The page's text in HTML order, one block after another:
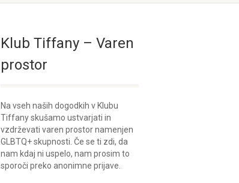
Klub Tiffany – Varen
prostor
Na vseh naših dogodkih v Klubu
Tiffany skušamo ustvarjati in
vzdrževati varen prostor namenjen
GLBTQ+ skupnosti. Če se ti zdi, da
nam kdaj ni uspelo, nam prosim to
sporoči preko anonimne prijave.